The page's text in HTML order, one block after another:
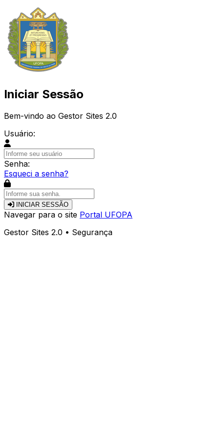
Iniciar Sessão
Bem-vindo ao Gestor Sites 2.0
Usuário:
Senha:
Esqueci a senha?
INICIAR SESSÃO
Navegar para o site Portal UFOPA
Gestor Sites 2.0 • Segurança